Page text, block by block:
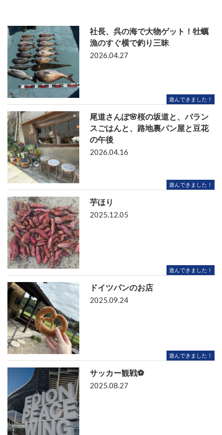
社長、呉の海で大物ゲット！牡蠣
漁のすぐ横で釣り三昧
遊んできました！
2026.04.27
尾道さんぽ🌸桜の坂道と、バラン
スごはんと、路地裏パン屋と豆花
の午後
遊んできました！
2026.04.16
芋ほり
遊んできました！
2025.12.05
ドイツパンのお店
遊んできました！
2025.09.24
サッカー観戦⚽
2025.08.27